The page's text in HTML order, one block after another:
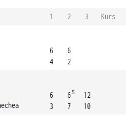
1 2 3
Kurs
6
4
6
2
6
3
6 5
7
12
10